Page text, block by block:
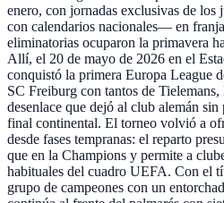
enero, con jornadas exclusivas de
con calendarios nacionales— en
eliminatorias ocuparon la primavera
Allí, el 20 de mayo de 2026 en el
conquistó la primera Europa League
SC Freiburg con tantos de
desenlace que dejó al club alemán
final continental. El torneo volvió a
desde fases tempranas: el reparto
que en la Champions y permite a
habituales del cuadro UEFA. Con el
grupo de campeones con un